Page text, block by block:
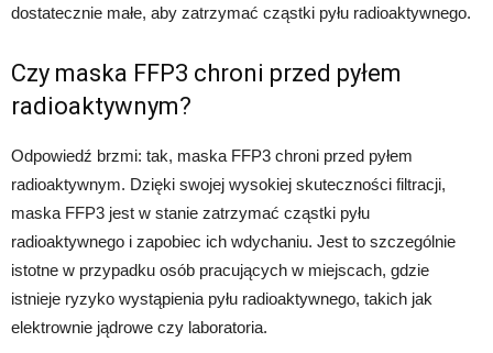
dostatecznie małe, aby zatrzymać cząstki pyłu radioaktywnego.
Czy maska FFP3 chroni przed pyłem
radioaktywnym?
Odpowiedź brzmi: tak, maska FFP3 chroni przed pyłem
radioaktywnym. Dzięki swojej wysokiej skuteczności filtracji,
maska FFP3 jest w stanie zatrzymać cząstki pyłu
radioaktywnego i zapobiec ich wdychaniu. Jest to szczególnie
istotne w przypadku osób pracujących w miejscach, gdzie
istnieje ryzyko wystąpienia pyłu radioaktywnego, takich jak
elektrownie jądrowe czy laboratoria.